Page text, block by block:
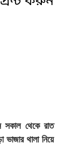
সকাল থেকে রাত
থালা নিয়ে